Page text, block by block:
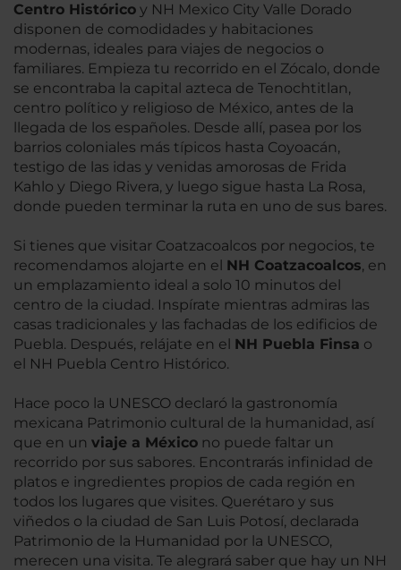
Centro Histórico y NH Mexico City Valle Dorado
disponen de comodidades y habitaciones
modernas, ideales para viajes de negocios o
familiares. Empieza tu recorrido en el Zócalo, donde
se encontraba la capital azteca de Tenochtitlan,
centro político y religioso de México, antes de la
llegada de los españoles. Desde allí, pasea por los
barrios coloniales más típicos hasta Coyoacán,
testigo de las idas y venidas amorosas de Frida
Kahlo y Diego Rivera, y luego sigue hasta La Rosa,
donde pueden terminar la ruta en uno de sus bares.
Si tienes que visitar Coatzacoalcos por negocios, te
recomendamos alojarte en el NH Coatzacoalcos, en
un emplazamiento ideal a solo 10 minutos del
centro de la ciudad. Inspírate mientras admiras las
casas tradicionales y las fachadas de los edificios de
Puebla. Después, relájate en el NH Puebla Finsa o
el NH Puebla Centro Histórico.
Hace poco la UNESCO declaró la gastronomía
mexicana Patrimonio cultural de la humanidad, así
que en un viaje a México no puede faltar un
recorrido por sus sabores. Encontrarás infinidad de
platos e ingredientes propios de cada región en
todos los lugares que visites. Querétaro y sus
viñedos o la ciudad de San Luis Potosí, declarada
Patrimonio de la Humanidad por la UNESCO,
merecen una visita. Te alegrará saber que hay un NH